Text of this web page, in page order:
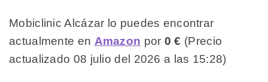
Mobiclinic Alcázar lo puedes encontrar
actualmente en Amazon por 0 € (Precio
actualizado 08 julio del 2026 a las 15:28)